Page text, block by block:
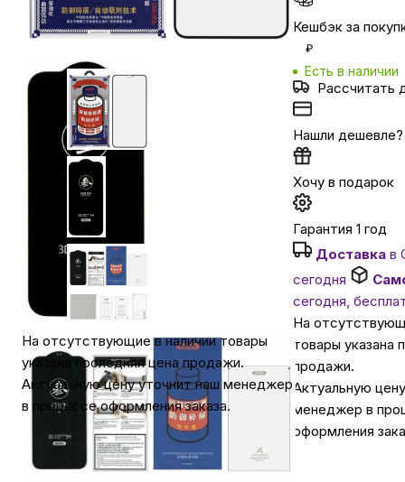
Для домашних питомцев
Умный дом и безопасность
Автомобильные аксессуары
Сервисный центр Apple в Самаре
Подарочные сертификаты
На отсутствующие в наличии товары
указана последняя цена продажи.
Актуальную цену уточнит наш менеджер
в процессе оформления заказа.
Кешбэк за
₽
Есть в наличии
Рассчитать
Нашли дешевле?
Хочу в подарок
Гарантия 1 год
Доставка в
сегодня
сегодня,
На
товары указана
продажи.
Актуальную
менеджер в
оформления